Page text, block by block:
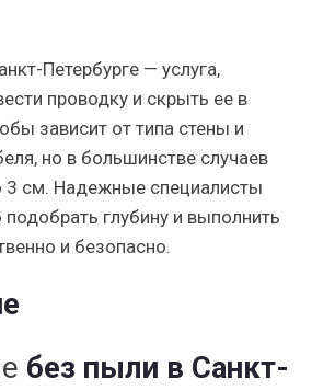
Петербурге — услуга,
проводку и скрыть ее в
зависит от типа стены и
но в большинстве случаев
3 см. Надежные специалисты
глубину и выполнить
и безопасно.
без пыли в Санкт-